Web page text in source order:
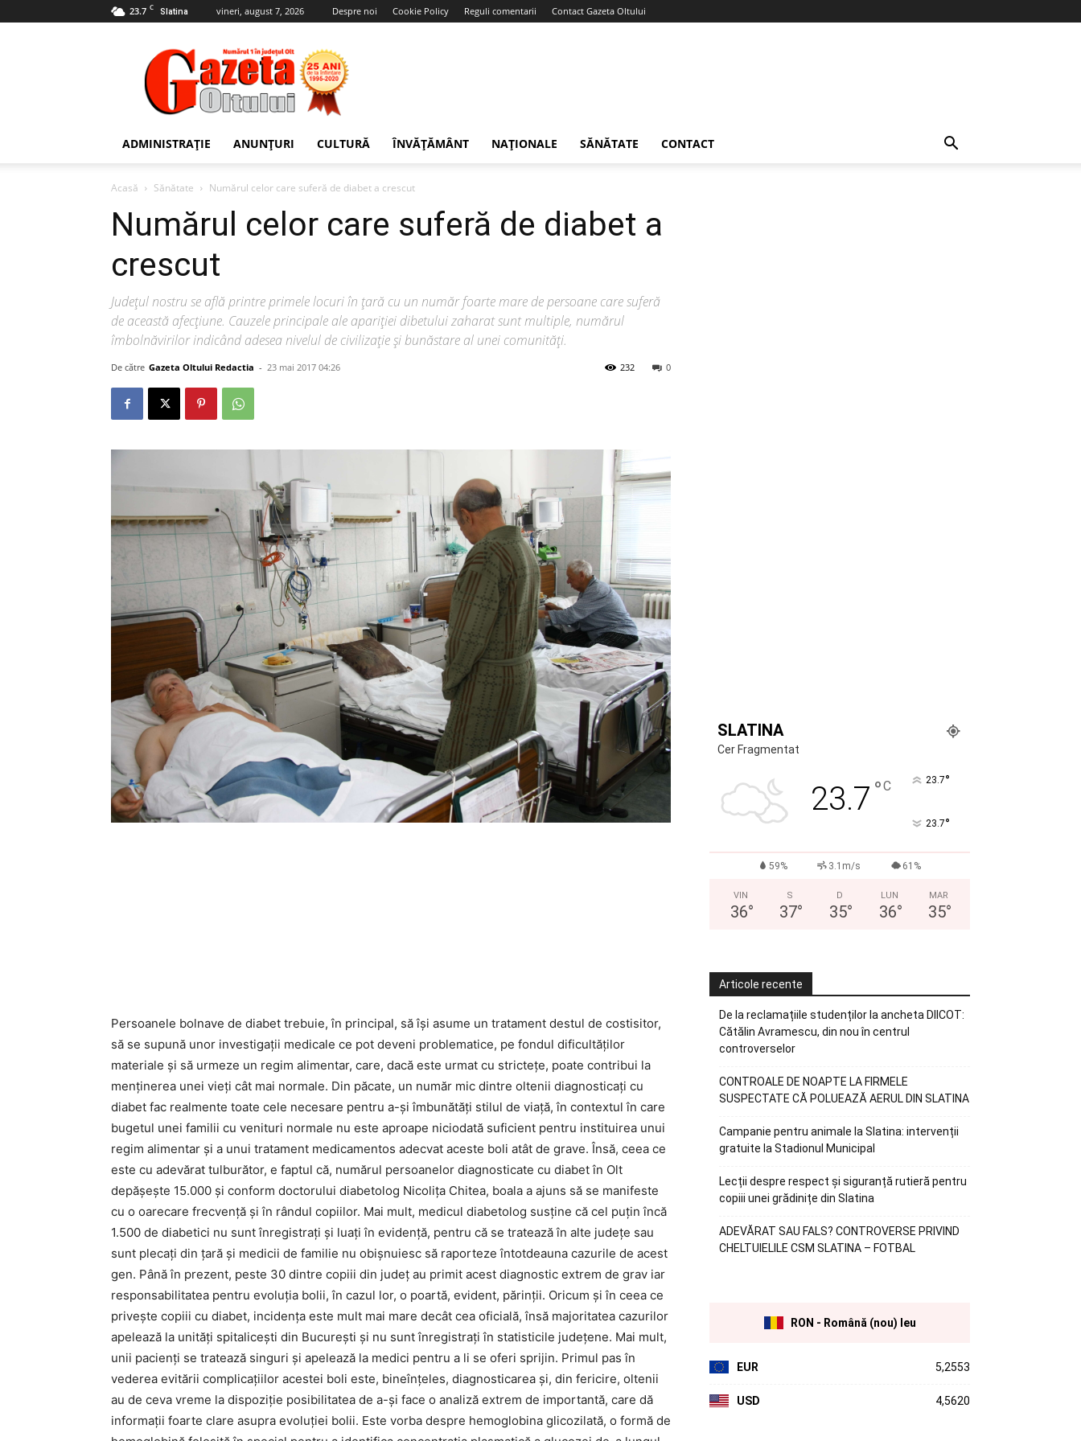
23.7 C Slatina vineri, august 7, 2026 Despre noi Cookie Policy Reguli comentarii Contact Gazeta Oltului
Gazeta
Oltului
ADMINISTRAȚIE ANUNȚURI CULTURĂ ÎNVĂȚĂMÂNT NAȚIONALE SĂNĂTATE CONTACT
Acasă Sănătate Numărul celor care suferă de diabet a crescut
Numărul celor care suferă de diabet a
crescut
Județul nostru se află printre primele locuri în țară cu un număr foarte mare de persoane care suferă
de această afecțiune. Cauzele principale ale apariţiei dibetului zaharat sunt multiple, numărul
îmbolnăvirilor indicând adesea nivelul de civilizaţie şi bunăstare al unei comunităţi.
De către Gazeta Oltului Redactia - 23 mai 2017 04:26 0
232
Persoanele bolnave de diabet trebuie, în principal, să îşi asume un tratament destul de costisitor,
să se supună unor investigaţii medicale ce pot deveni problematice, pe fondul dificultăţilor
materiale şi să urmeze un regim alimentar, care, dacă este urmat cu stricteţe, poate contribui la
menţinerea unei vieţi cât mai normale. Din păcate, un număr mic dintre oltenii diagnosticaţi cu
diabet fac realmente toate cele necesare pentru a-şi îmbunătăţi stilul de viaţă, în contextul în care
bugetul unei familii cu venituri normale nu este aproape niciodată suficient pentru instituirea unui
regim alimentar şi a unui tratament medicamentos adecvat aceste boli atât de grave. Însă, ceea ce
este cu adevărat tulburător, e faptul că, numărul persoanelor diagnosticate cu diabet în Olt
depăşeşte 15.000 şi conform doctorului diabetolog Nicolița Chitea, boala a ajuns să se manifeste
cu o oarecare frecvenţă şi în rândul copiilor. Mai mult, medicul diabetolog susţine că cel puţin încă
1.500 de diabetici nu sunt înregistraţi şi luaţi în evidenţă, pentru că se tratează în alte județe sau
sunt plecați din țară şi medicii de familie nu obişnuiesc să raporteze întotdeauna cazurile de acest
gen. Până în prezent, peste 30 dintre copiii din judeţ au primit acest diagnostic extrem de grav iar
responsabilitatea pentru evoluţia bolii, în cazul lor, o poartă, evident, părinţii. Oricum şi în ceea ce
priveşte copiii cu diabet, incidenţa este mult mai mare decât cea oficială, însă majoritatea cazurilor
apelează la unităţi spitaliceşti din Bucureşti şi nu sunt înregistraţi în statisticile judeţene. Mai mult,
unii pacienţi se tratează singuri şi apelează la medici pentru a li se oferi sprijin. Primul pas în
vederea evitării complicaţiilor acestei boli este, bineînţeles, diagnosticarea şi, din fericire, oltenii
au de ceva vreme la dispoziţie posibilitatea de a-şi face o analiză extrem de importantă, care dă
informaţii foarte clare asupra evoluţiei bolii. Este vorba despre hemoglobina glicozilată, o formă de
SLATINA
Cer Fragmentat
23.7 °C 23.7°
23.7°
59% 3.1m/s 61%
VIN
36°
S
37°
D
35°
LUN
36°
MAR
35°
Articole recente
De la reclamațiile studenților la ancheta DIICOT:
Cătălin Avramescu, din nou în centrul
controverselor
CONTROALE DE NOAPTE LA FIRMELE
SUSPECTATE CĂ POLUEAZĂ AERUL DIN SLATINA
Campanie pentru animale la Slatina: intervenții
gratuite la Stadionul Municipal
Lecții despre respect și siguranță rutieră pentru
copiii unei grădinițe din Slatina
ADEVĂRAT SAU FALS? CONTROVERSE PRIVIND
CHELTUIELILE CSM SLATINA – FOTBAL
RON - Română (nou) leu
EUR 5,2553
USD 4,5620